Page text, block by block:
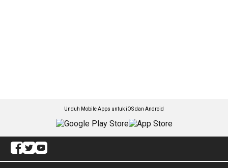
Unduh Mobile Apps untuk iOS dan Android